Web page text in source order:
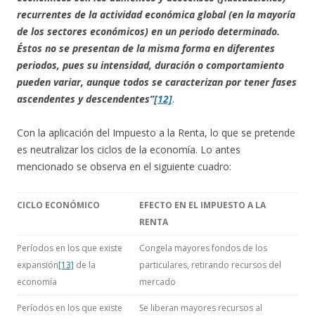
recurrentes de la actividad económica global (en la mayoría
de los sectores económicos) en un periodo determinado.
Éstos no se presentan de la misma forma en diferentes
periodos, pues su intensidad, duración o comportamiento
pueden variar, aunque todos se caracterizan por tener fases
ascendentes y descendentes”[12].
Con la aplicación del Impuesto a la Renta, lo que se pretende
es neutralizar los ciclos de la economía. Lo antes
mencionado se observa en el siguiente cuadro:
CICLO ECONÓMICO
EFECTO EN EL IMPUESTO A LA
RENTA
Períodos en los que existe
expansión[13] de la
economía
Congela mayores fondos de los
particulares, retirando recursos del
mercado
Períodos en los que existe
Se liberan mayores recursos al